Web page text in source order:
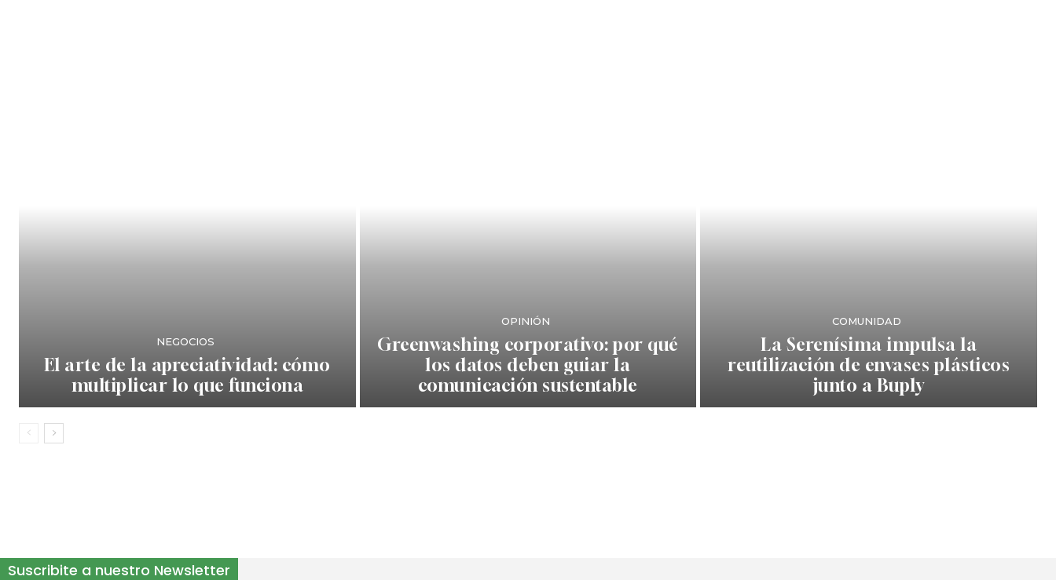
NEGOCIOS
El arte de la apreciatividad: cómo
multiplicar lo que funciona
OPINIÓN
Greenwashing corporativo: por qué
los datos deben guiar la
comunicación sustentable
COMUNIDAD
La Serenísima impulsa la
reutilización de envases plásticos
junto a Buply
Suscribite a nuestro Newsletter